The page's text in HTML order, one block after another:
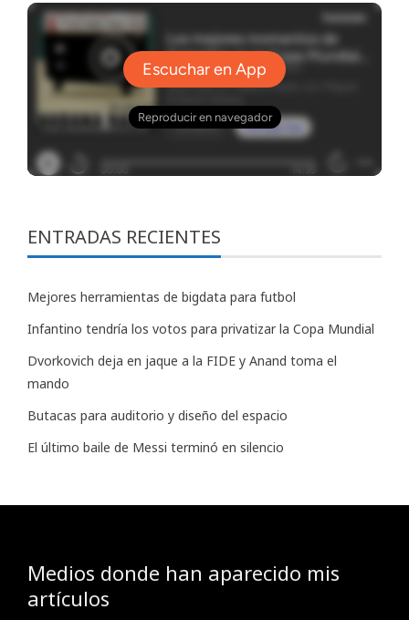
ENTRADAS RECIENTES
Mejores herramientas de bigdata para futbol
Infantino tendría los votos para privatizar la Copa Mundial
Dvorkovich deja en jaque a la FIDE y Anand toma el
mando
Butacas para auditorio y diseño del espacio
El último baile de Messi terminó en silencio
Medios donde han aparecido mis
artículos